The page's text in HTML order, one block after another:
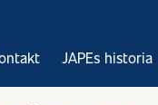
JAPEs historia